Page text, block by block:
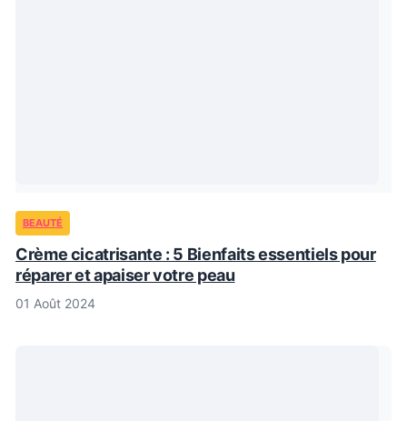
BEAUTÉ
Crème cicatrisante : 5 Bienfaits essentiels pour
réparer et apaiser votre peau
01 Août 2024